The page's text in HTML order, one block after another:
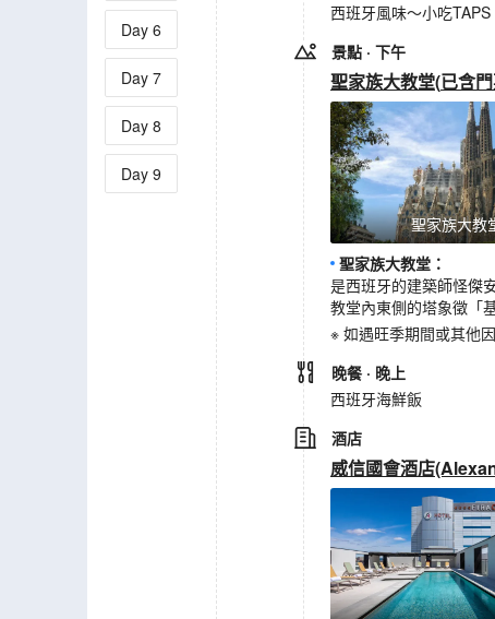
Day 6
Day 7
Day 8
Day 9
西班牙風味～小吃TAPS
景點 · 下午
聖家族大教堂(已含
聖家族大教
聖家族大教堂 ：
是西班牙的建築師怪傑
教堂內東側的塔象徵「
※ 如遇旺季期間或其他
晚餐 · 晚上
西班牙海鮮飯
酒店
威信國會酒店